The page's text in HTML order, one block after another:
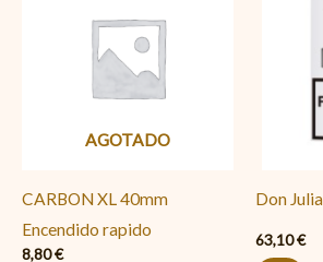
AGOTADO
CARBON XL 40mm
Encendido rapido
8,80€
Don
63,10€